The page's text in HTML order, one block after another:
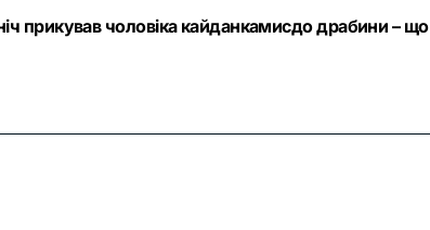
прикував чоловіка кайданкамисдо драбини – що